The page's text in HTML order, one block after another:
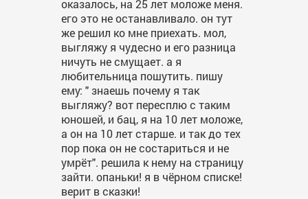
оказалось, на 25 лет моложе меня.
его это не останавливало. он тут
же решил ко мне приехать. мол,
выгляжу я чудесно и его разница
ничуть не смущает. а я
любительница пошутить. пишу
ему: " знаешь почему я так
выгляжу? вот пересплю с таким
юношей, и бац, я на 10 лет моложе,
а он на 10 лет старше. и так до тех
пор пока он не состариться и не
умрёт". решила к нему на страницу
зайти. опаньки! я в чёрном списке!
верит в сказки!